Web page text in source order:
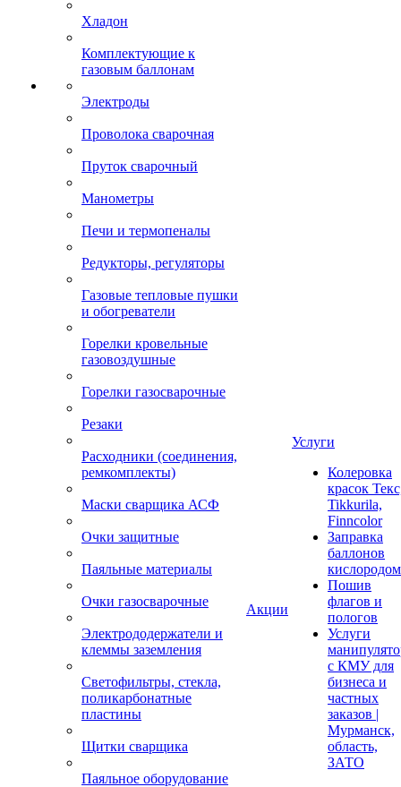
Хладон
Комплектующие к
газовым баллонам
Электроды
Проволока сварочная
Пруток сварочный
Манометры
Печи и термопеналы
Редукторы, регуляторы
Газовые тепловые пушки
и обогреватели
Горелки кровельные
газовоздушные
Горелки газосварочные
Резаки
Расходники (соединения,
ремкомплекты)
Маски сварщика АСФ
Очки защитные
Паяльные материалы
Очки газосварочные
Электрододержатели и
клеммы заземления
Светофильтры, стекла,
поликарбонатные
пластины
Щитки сварщика
Паяльное оборудование
Акции
Услуги
Колеровка
красок
Tikkurila,
Finncolor
Заправка
баллонов
кислородом
Пошив
флагов и
пологов
Услуги
с КМУ для
бизнеса и
частных
заказов |
Мурманск,
область,
ЗАТО